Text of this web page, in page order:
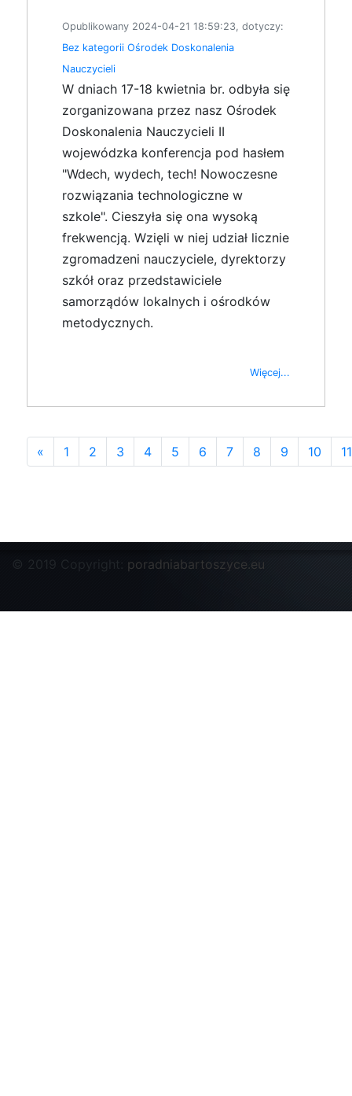
Opublikowany 2024-04-21 18:59:23, dotyczy:
Bez kategorii Ośrodek Doskonalenia
Nauczycieli
W dniach 17-18 kwietnia br. odbyła się
zorganizowana przez nasz Ośrodek
Doskonalenia Nauczycieli II
wojewódzka konferencja pod hasłem
"Wdech, wydech, tech! Nowoczesne
rozwiązania technologiczne w
szkole". Cieszyła się ona wysoką
frekwencją. Wzięli w niej udział licznie
zgromadzeni nauczyciele, dyrektorzy
szkół oraz przedstawiciele
samorządów lokalnych i ośrodków
metodycznych.
Więcej...
« 1 2 3 4 5 6 7 8 9 10 11
© 2019 Copyright: poradniabartoszyce.eu